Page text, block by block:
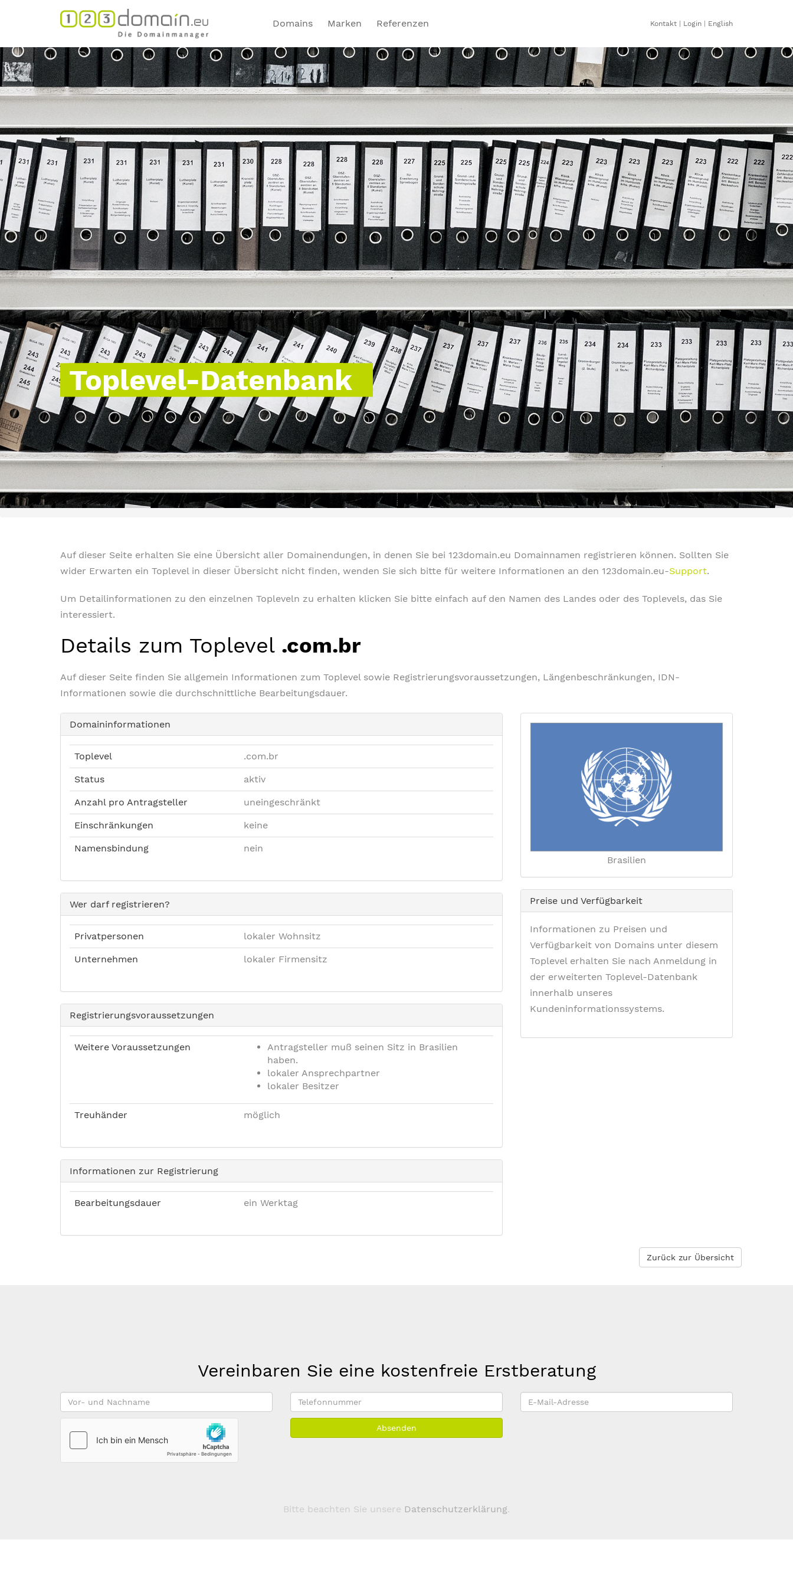
Domains Marken Referenzen Kontakt Login English
Toplevel-Datenbank
Auf dieser Seite erhalten Sie eine Übersicht aller Domainendungen, in denen Sie bei 123domain.eu Domainnamen registrieren können. Sollten Sie
wider Erwarten ein Toplevel in dieser Übersicht nicht finden, wenden Sie sich bitte für weitere Informationen an den 123domain.eu-Support.
Um Detailinformationen zu den einzelnen Topleveln zu erhalten klicken Sie bitte einfach auf den Namen des Landes oder des Toplevels, das Sie
interessiert.
Details zum Toplevel .com.br
Auf dieser Seite finden Sie allgemein Informationen zum Toplevel sowie Registrierungsvoraussetzungen, Längenbeschränkungen, IDN-
Informationen sowie die durchschnittliche Bearbeitungsdauer.
Domaininformationen
Toplevel .com.br
Status aktiv
Anzahl pro Antragsteller uneingeschränkt
Einschränkungen keine
Namensbindung nein
Wer darf registrieren?
Privatpersonen lokaler Wohnsitz
Unternehmen lokaler Firmensitz
Registrierungsvoraussetzungen
Weitere Voraussetzungen
Antragsteller muß seinen Sitz in Brasilien
haben.
lokaler Ansprechpartner
lokaler Besitzer
Treuhänder möglich
Informationen zur Registrierung
Bearbeitungsdauer ein Werktag
Brasilien
Preise und Verfügbarkeit
Informationen zu Preisen und
Verfügbarkeit von Domains unter diesem
Toplevel erhalten Sie nach Anmeldung in
der erweiterten Toplevel-Datenbank
innerhalb unseres
Kundeninformationssystems.
Zurück zur Übersicht
Vereinbaren Sie eine kostenfreie Erstberatung
Vor-
und
Nachname
Telefonnummer
E-
Mail-
Absenden
Bitte beachten Sie unsere Datenschutzerklärung.